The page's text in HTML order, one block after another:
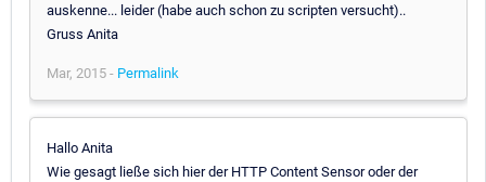
auskenne... leider (habe auch schon zu scripten versucht)..
Gruss Anita
Mar, 2015 - Permalink
Hallo Anita
Wie gesagt ließe sich hier der HTTP Content Sensor oder der